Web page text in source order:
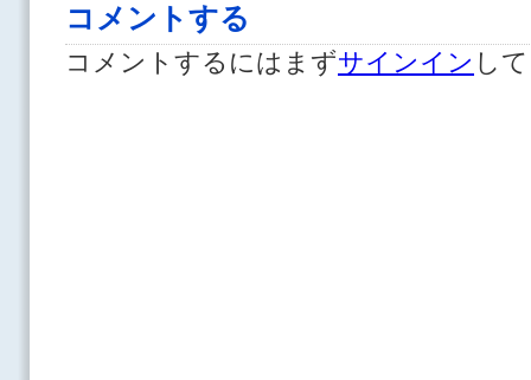
コメントする
コメントするにはまずサインイン し